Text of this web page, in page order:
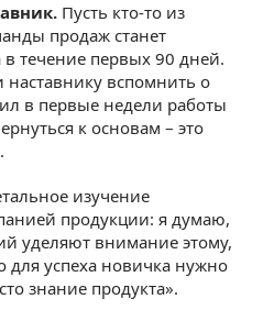
Пусть кто-то из
продаж станет
течение первых 90 дней.
наставнику вспомнить о
в первые недели работы
к основам – это
изучение
продукции: я думаю,
уделяют внимание этому,
для успеха новичка нужно
знание продукта».